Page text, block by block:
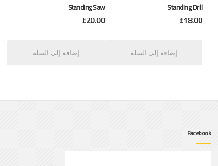
Standing Drill
£18.00
إضافة إلى السلة
Standing Saw
£20.00
إضافة إلى السلة
Facebook